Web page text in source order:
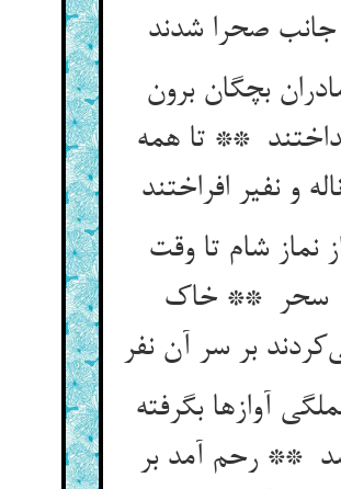
بچگان برون
** تا همه
نماز شام تا وقت
سحر ** خاک
آوازها بگرفته
** رحم آمد بر